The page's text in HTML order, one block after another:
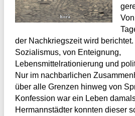
der Nachkriegszeit wird berichtet.
Sozialismus, von Enteignung,
Lebensmittelrationierung und
Nur im nachbarlichen
über alle Grenzen hinweg von
Konfession war ein Leben
Hermannstädter konnten dieser